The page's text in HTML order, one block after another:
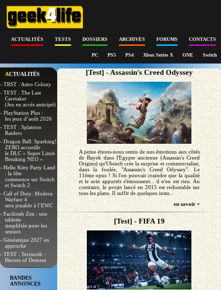
ACTUALITÉS TESTS DOSSIERS ARCHIVES FORUMS CONTACTS
PC PS5 PS4 Xbox Series X ONE Switch
ACTUALITÉS
- TRST : Astro Colony
- TEST : The Last
Caretaker
(Jeu en accès anticipé)
- PlayStation Plus :
les jeux d’août 2026
- TEST : Splatoon
Raiders
- Dragon Ball: Sparking!
ZERO accueille
le DLC « Super Limit-
Breaking NEO »
- Hello Kitty Party Land
: la fête
commence sur Switch
et Switch 2
- Call of Duty: Modern
Warfare 4
sera jouable à l’EWC
- Facilotab Zen : une
tablette
simplifiée pour les
seniors
- Généatique 2027 en
approche
- TEST : Terrinoth :
Heroes of Descent
BANDES
ANNONCES
[Test] - Assassin's Creed Odyssey
A peine étions-nous remis de nos émotions aux côtés
de Bayek dans l'Egypte ancienne (Assassin's Creed
Origins) qu'Ubisoft crée la surprise et commercialise,
dans la foulée, "Assassin's Creed Odyssey". Le
11ème opus ! Si l'on pouvait craindre que la qualité
et le soin apportés s'émoussent... il n'en est rien. Au
contraire, le projet lancé en 2015 est redoutable sur
tous les plans. Il suffit de quelques insta...
en savoir +
[Test] - FIFA 19